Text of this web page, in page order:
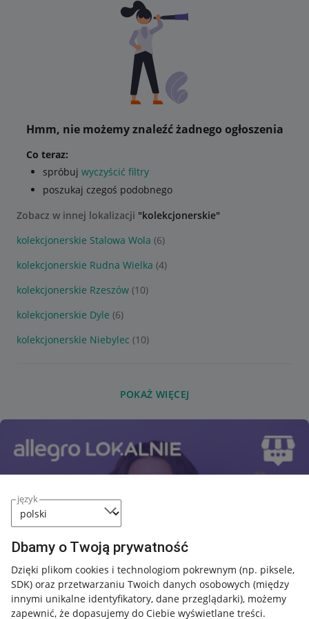
język
Dbamy o Twoją prywatność
Dzięki plikom cookies i technologiom pokrewnym (np. piksele,
SDK) oraz przetwarzaniu Twoich danych osobowych (między
innymi unikalne identyfikatory, dane przeglądarki), możemy
zapewnić, że dopasujemy do Ciebie wyświetlane treści.
Hmm, nie możemy znaleźć żadnego ogłoszenia
Co teraz:
spróbuj wyczyścić filtry
poszukaj czegoś podobnego
Zobacz w innej lokalizacji "kolekcjonerskie"
kolekcjonerskie Stalowa Wola (6)
kolekcjonerskie Rudna Wielka (4)
kolekcjonerskie Rzeszów (10)
kolekcjonerskie Dyle (6)
kolekcjonerskie Niebylec (10)
POKAŻ WIĘCEJ